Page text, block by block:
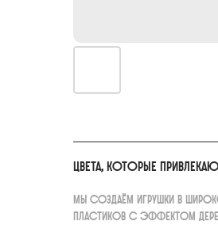
Цвета, которые
Мы создаём игрушки в
пластиков с эффектом